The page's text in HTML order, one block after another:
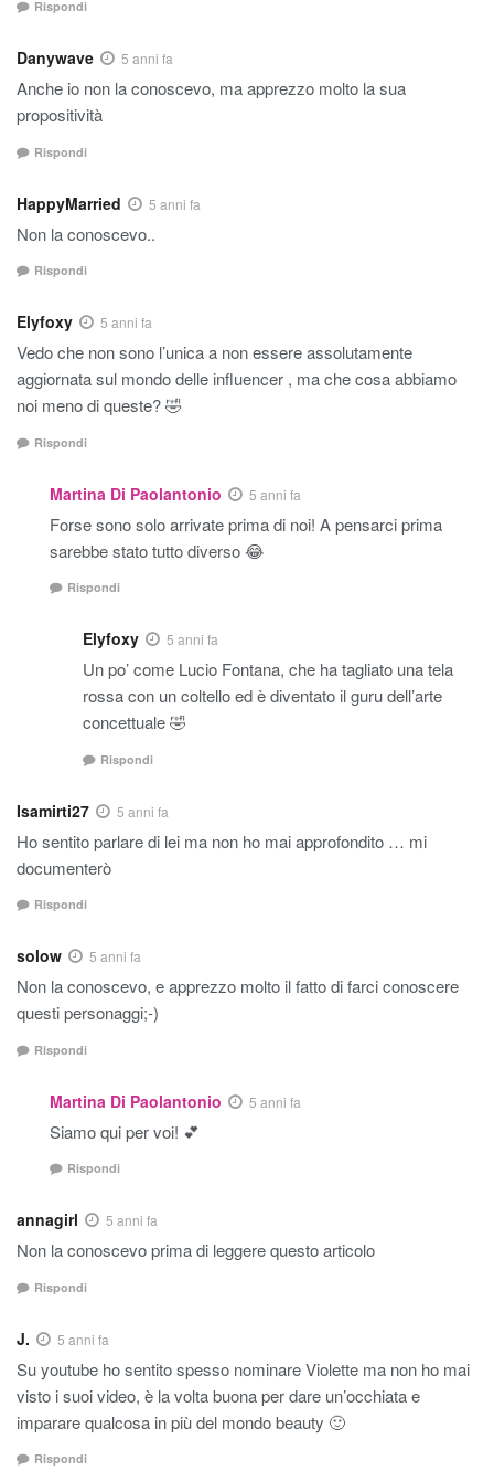
Rispondi
Danywave 5 anni fa
Anche io non la conoscevo, ma apprezzo molto la sua
propositività
Rispondi
HappyMarried 5 anni fa
Non la conoscevo..
Rispondi
Elyfoxy 5 anni fa
Vedo che non sono l’unica a non essere assolutamente
aggiornata sul mondo delle influencer , ma che cosa abbiamo
noi meno di queste? 🤣
Rispondi
Martina Di Paolantonio 5 anni fa
Forse sono solo arrivate prima di noi! A pensarci prima
sarebbe stato tutto diverso 😂
Rispondi
Elyfoxy 5 anni fa
Un po’ come Lucio Fontana, che ha tagliato una tela
rossa con un coltello ed è diventato il guru dell’arte
concettuale 🤣
Rispondi
Isamirti27 5 anni fa
Ho sentito parlare di lei ma non ho mai approfondito … mi
documenterò
Rispondi
solow 5 anni fa
Non la conoscevo, e apprezzo molto il fatto di farci conoscere
questi personaggi;-)
Rispondi
Martina Di Paolantonio 5 anni fa
Siamo qui per voi! 💕
Rispondi
annagirl 5 anni fa
Non la conoscevo prima di leggere questo articolo
Rispondi
J. 5 anni fa
Su youtube ho sentito spesso nominare Violette ma non ho mai
visto i suoi video, è la volta buona per dare un’occhiata e
imparare qualcosa in più del mondo beauty 🙂
Rispondi